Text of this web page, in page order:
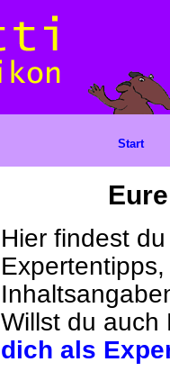
Hier findest
Willst du
dich als
Start